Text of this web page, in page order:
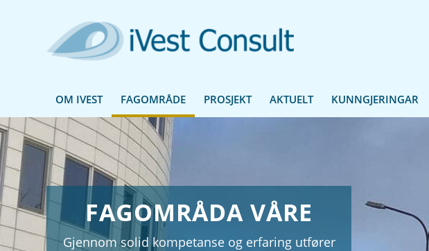
OM IVEST FAGOMRÅDE PROSJEKT AKTUELT KUNNGJERINGAR
FAGOMRÅDA VÅRE
Gjennom solid kompetanse og erfaring utfører